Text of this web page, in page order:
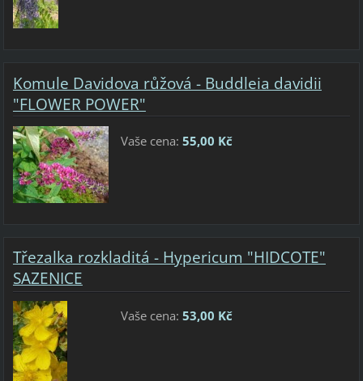
Komule Davidova růžová - Buddleia davidii
"FLOWER POWER"
Vaše cena: 55,00 Kč
Třezalka rozkladitá - Hypericum "HIDCOTE"
SAZENICE
Vaše cena: 53,00 Kč